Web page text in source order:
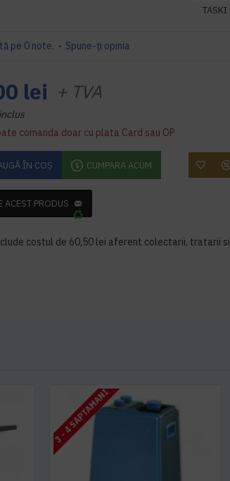
TASKI
pe 0 note. - Spune-ţi opinia
lei + TVA
comanda doar cu plata Card sau OP
ÎN COŞ CUMPARA ACUM
ACEST PRODUS
costul de 60,50 lei aferent colectarii, tratarii si
3 - 4 SAPTAMANI